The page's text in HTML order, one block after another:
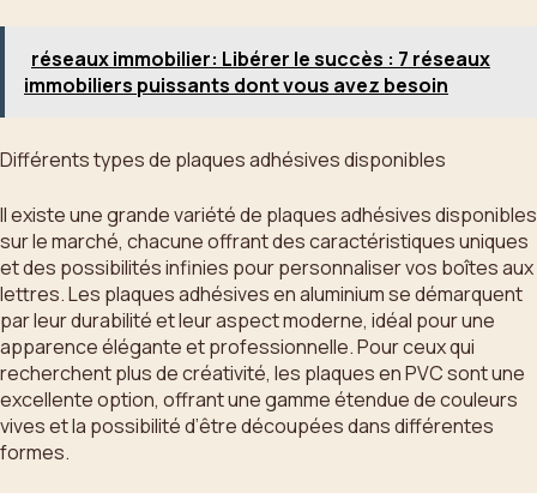
réseaux immobilier: Libérer le succès : 7 réseaux
immobiliers puissants dont vous avez besoin
Différents types de plaques adhésives disponibles
Il existe une grande variété de plaques adhésives disponibles
sur le marché, chacune offrant des caractéristiques uniques
et des possibilités infinies pour personnaliser vos boîtes aux
lettres. Les plaques adhésives en aluminium se démarquent
par leur durabilité et leur aspect moderne, idéal pour une
apparence élégante et professionnelle. Pour ceux qui
recherchent plus de créativité, les plaques en PVC sont une
excellente option, offrant une gamme étendue de couleurs
vives et la possibilité d’être découpées dans différentes
formes.